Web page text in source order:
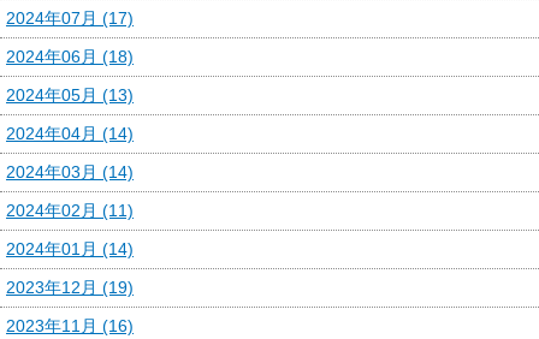
2024年07月 (17)
2024年06月 (18)
2024年05月 (13)
2024年04月 (14)
2024年03月 (14)
2024年02月 (11)
2024年01月 (14)
2023年12月 (19)
2023年11月 (16)